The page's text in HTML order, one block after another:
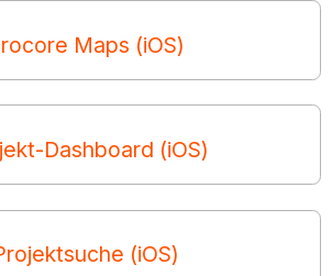
Maps (iOS)
Dashboard (iOS)
(iOS)